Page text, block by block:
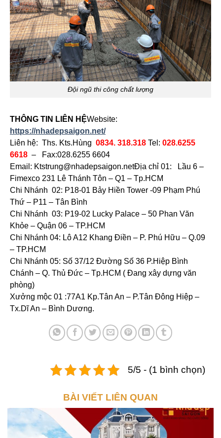
Đội ngũ thi công chất lượng
THÔNG TIN LIÊN HỆWebsite:
https://nhadepsaigon.net/
Liên hệ: Ths. Kts.Hùng 0834. 318.318 Tel: 028.6255
6618 – Fax:028.6255 6604
Email: Ktstrung@nhadepsaigon.netĐịa chỉ 01: Lầu 6 –
Fimexco 231 Lê Thánh Tôn – Q1 – Tp.HCM
Chi Nhánh 02: P18-01 Bảy Hiền Tower -09 Phạm Phú
Thứ – P11 – Tân Bình
Chi Nhánh 03: P19-02 Lucky Palace – 50 Phan Văn
Khỏe – Quận 06 – TP.HCM
Chi Nhánh 04: Lô A12 Khang Điền – P. Phú Hữu – Q.09
– TP.HCM
Chi Nhánh 05: Số 37/12 Đường Số 36 P.Hiệp Bình
Chánh – Q. Thủ Đức – Tp.HCM ( Đang xây dựng văn
phòng)
Xưởng mộc 01 :77A1 Kp.Tân An – P.Tân Đông Hiệp –
Tx.Dĩ An – Bình Dương.
5/5 - (1 bình chọn)
BÀI VIẾT LIÊN QUAN